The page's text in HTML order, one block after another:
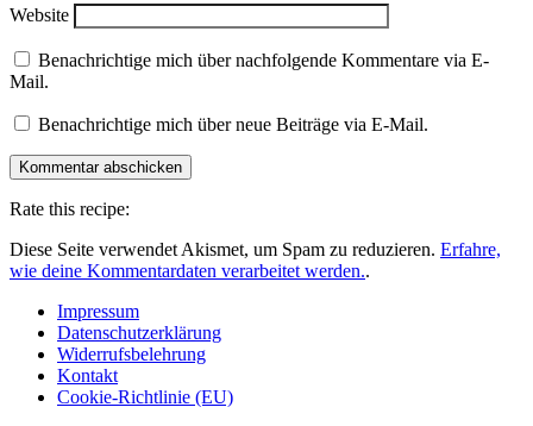
Website
Benachrichtige mich über nachfolgende Kommentare via E-
Mail.
Benachrichtige mich über neue Beiträge via E-Mail.
Rate this recipe:
Diese Seite verwendet Akismet, um Spam zu reduzieren. Erfahre,
wie deine Kommentardaten verarbeitet werden..
Impressum
Datenschutzerklärung
Widerrufsbelehrung
Kontakt
Cookie-Richtlinie (EU)